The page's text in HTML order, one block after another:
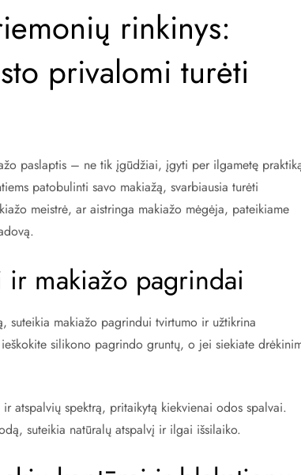
rinkinys:
privalomi turėti
paslaptis – ne tik įgūdžiai, įgyti per ilgametę
patobulinti savo makiažą, svarbiausia turėti
meistrė, ar aistringa makiažo mėgėja, pateikiame
ir makiažo pagrindai
suteikia makiažo pagrindui tvirtumo ir užtikrina
silikono pagrindo gruntų, o jei siekiate
atspalvių spektrą, pritaikytą kiekvienai odos spalvai.
suteikia natūralų atspalvį ir ilgai išsilaiko.